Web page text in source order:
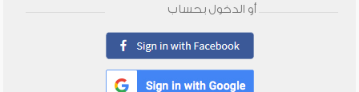
أو الدخول بحساب